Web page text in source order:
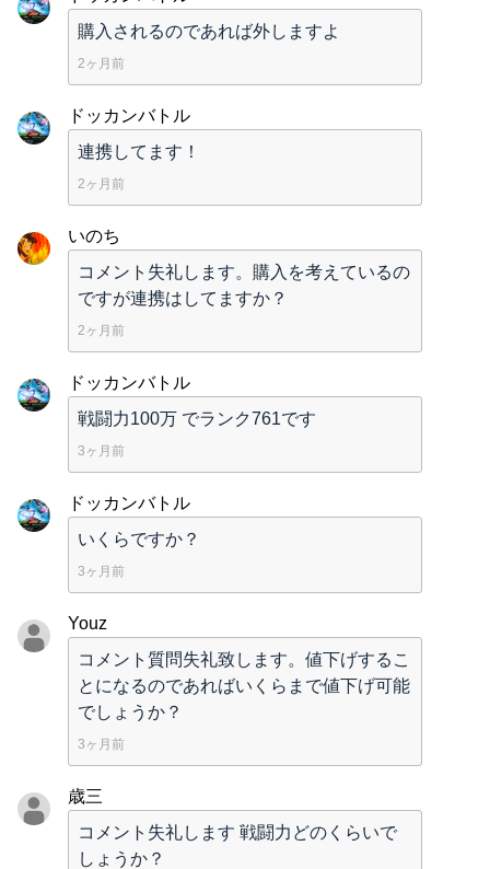
購入されるのであれば外しますよ
2ヶ月前
ドッカンバトル
連携してます！
2ヶ月前
いのち
コメント失礼します。購入を考えているの
ですが連携はしてますか？
2ヶ月前
ドッカンバトル
戦闘力100万 でランク761です
3ヶ月前
ドッカンバトル
いくらですか？
3ヶ月前
Youz
コメント質問失礼致します。値下げするこ
とになるのであればいくらまで値下げ可能
でしょうか？
3ヶ月前
歳三
コメント失礼します 戦闘力どのくらいで
しょうか？